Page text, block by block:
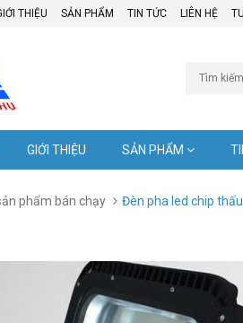
THIỆU SẢN PHẨM TIN TỨC LIÊN HỆ
GIỚI THIỆU SẢN PHẨM
phẩm bán chạy Đèn pha led chip thấu